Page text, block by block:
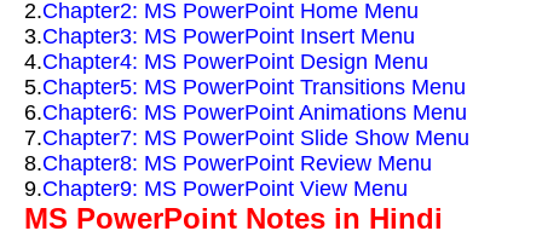
2.Chapter2: MS PowerPoint Home Menu
3.Chapter3: MS PowerPoint Insert Menu
4.Chapter4: MS PowerPoint Design Menu
5.Chapter5: MS PowerPoint Transitions Menu
6.Chapter6: MS PowerPoint Animations Menu
7.Chapter7: MS PowerPoint Slide Show Menu
8.Chapter8: MS PowerPoint Review Menu
9.Chapter9: MS PowerPoint View Menu
MS PowerPoint Notes in Hindi